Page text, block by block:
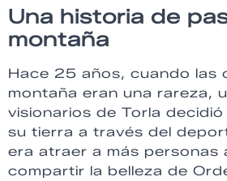
Una historia de
montaña
Hace 25 años, cuando las
montaña eran una rareza,
visionarios de Torla
su tierra a través del
era atraer a más personas
compartir la belleza de